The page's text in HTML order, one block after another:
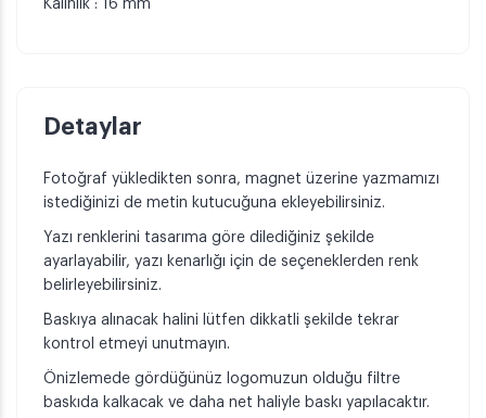
Kalınlık : 16 mm
Detaylar
Fotoğraf yükledikten sonra, magnet üzerine yazmamızı
istediğinizi de metin kutucuğuna ekleyebilirsiniz.
Yazı renklerini tasarıma göre dilediğiniz şekilde
ayarlayabilir, yazı kenarlığı için de seçeneklerden renk
belirleyebilirsiniz.
Baskıya alınacak halini lütfen dikkatli şekilde tekrar
kontrol etmeyi unutmayın.
Önizlemede gördüğünüz logomuzun olduğu filtre
baskıda kalkacak ve daha net haliyle baskı yapılacaktır.